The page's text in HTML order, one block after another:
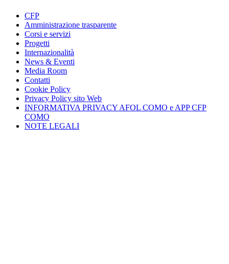
CFP
Amministrazione trasparente
Corsi e servizi
Progetti
Internazionalità
News & Eventi
Media Room
Contatti
Cookie Policy
Privacy Policy sito Web
INFORMATIVA PRIVACY AFOL COMO e APP CFP
COMO
NOTE LEGALI